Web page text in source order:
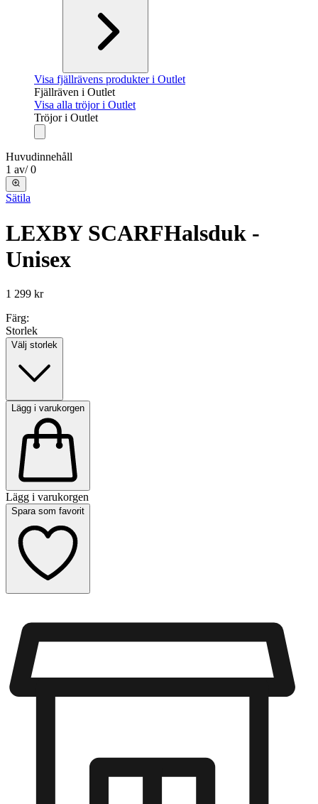
Visa fjällrävens produkter i Outlet
Fjällräven i Outlet
Visa alla tröjor i Outlet
Tröjor i Outlet
Huvudinnehåll
1 av/ 0
Sätila
LEXBY SCARFHalsduk -
Unisex
1 299 kr
Färg:
Storlek
Välj storlek
Lägg i varukorgen
Lägg i varukorgen
Spara som favorit